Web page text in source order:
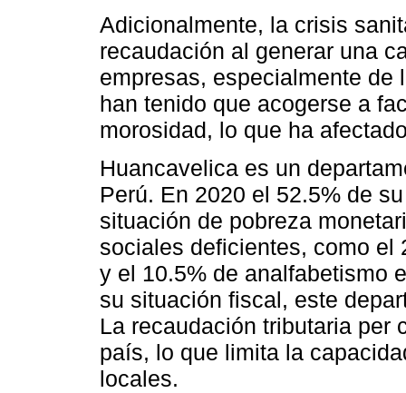
Adicionalmente, la crisis
recaudación al generar una
empresas, especialmente de
han tenido que acogerse a
morosidad, lo que ha
Huancavelica es un
Perú. En 2020 el 52.5% de
situación de pobreza
sociales deficientes, como el
y el 10.5% de analfabetismo
su situación fiscal, este
La recaudación tributaria per
país, lo que limita la
locales.